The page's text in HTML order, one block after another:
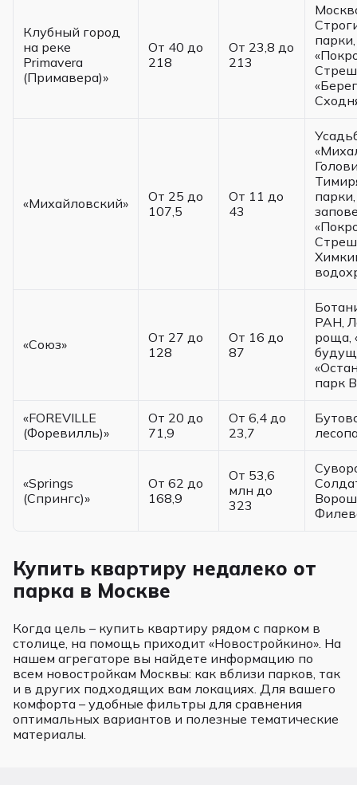
Клубный город
на реке
Primavera
(Примавера)»
От 40 до
218
От 23,8 до
213
парки,
«Михайловский»
От 25 до
107,5
От 11 до
43
парки,
«Союз»
От 27 до
128
От 16 до
87
РАН,
роща,
парк
«FOREVILLE
(Форевилль)»
От 20 до
71,9
От 6,4 до
23,7
«Springs
(Спрингс)»
От 62 до
168,9
От 53,6
млн до
323
Купить квартиру недалеко от
парка в Москве
Когда цель – купить квартиру рядом с парком в
столице, на помощь приходит «Новостройкино». На
нашем агрегаторе вы найдете информацию по
всем новостройкам Москвы: как вблизи парков, так
и в других подходящих вам локациях. Для вашего
комфорта – удобные фильтры для сравнения
оптимальных вариантов и полезные тематические
материалы.